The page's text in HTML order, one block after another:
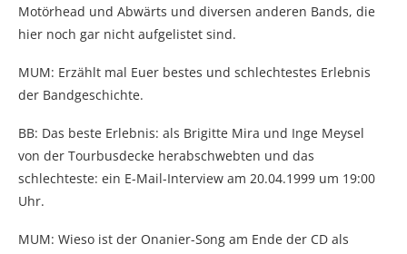
Motörhead und Abwärts und diversen anderen Bands, die
hier noch gar nicht aufgelistet sind.
MUM: Erzählt mal Euer bestes und schlechtestes Erlebnis
der Bandgeschichte.
BB: Das beste Erlebnis: als Brigitte Mira und Inge Meysel
von der Tourbusdecke herabschwebten und das
schlechteste: ein E-Mail-Interview am 20.04.1999 um 19:00
Uhr.
MUM: Wieso ist der Onanier-Song am Ende der CD als